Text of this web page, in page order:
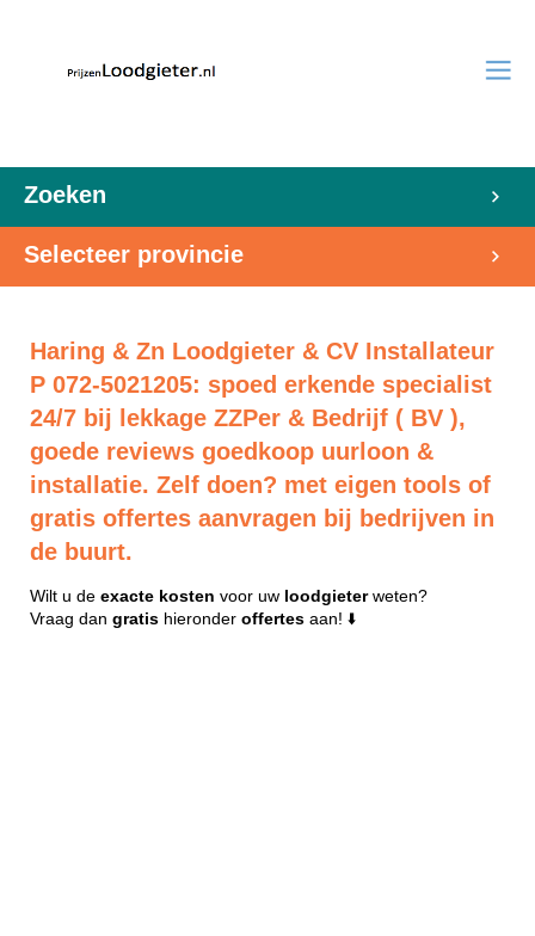
Zoeken
Selecteer provincie
Haring & Zn Loodgieter & CV Installateur
P 072-5021205: spoed erkende specialist
24/7 bij lekkage ZZPer & Bedrijf ( BV ),
goede reviews goedkoop uurloon &
installatie. Zelf doen? met eigen tools of
gratis offertes aanvragen bij bedrijven in
de buurt.
Wilt u de exacte kosten voor uw loodgieterweten?
Vraag dan gratis hieronder offertes aan! ⬇️